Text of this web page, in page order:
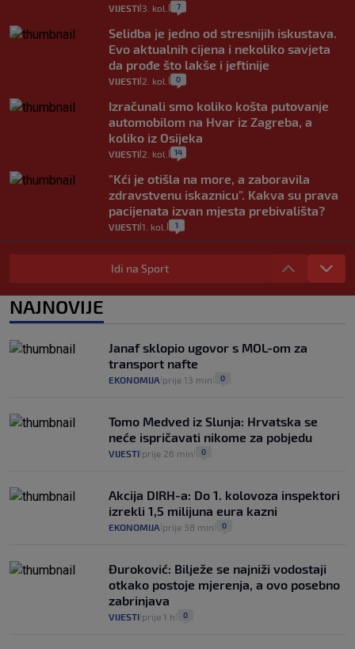
VIJESTI 3. kol. 7
Selidba je jedno od stresnijih iskustava.
Evo aktualnih cijena i nekoliko savjeta
da prođe što lakše i jeftinije
VIJESTI 2. kol. 0
Izračunali smo koliko košta putovanje
automobilom na Hvar iz Zagreba, a
koliko iz Osijeka
VIJESTI 2. kol. 14
"Kći je otišla na more, a zaboravila
zdravstvenu iskaznicu". Kakva su prava
pacijenata izvan mjesta prebivališta?
VIJESTI 1. kol. 1
Provjerili smo "što ćemo onda" ako
Plenković na 15 dana ukine mjere: "Ne bi
se dogodilo ništa. Vlada se zaljubila u te
intervencije"
poziciji i imaju drugog najpoznatijeg
bravara u povijesti Hrvatske
30. srp. | 16
Idi na Sport
NAJNOVIJE
Janaf sklopio ugovor s MOL-om za
transport nafte
EKONOMIJA prije 13 min 0
Tomo Medved iz Slunja: Hrvatska se
neće ispričavati nikome za pobjedu
VIJESTI prije 26 min 0
Akcija DIRH-a: Do 1. kolovoza inspektori
izrekli 1,5 milijuna eura kazni
EKONOMIJA prije 38 min 0
Đuroković: Bilježe se najniži vodostaji
otkako postoje mjerenja, a ovo posebno
zabrinjava
VIJESTI prije 1 h 0